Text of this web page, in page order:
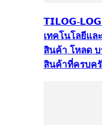
𝗧𝗜𝗟𝗢𝗚-
เทคโนโลยีแล
สินค้า โหลด บ
สินค้าที่ครบค